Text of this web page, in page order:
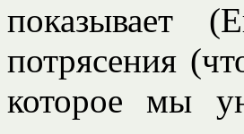
показывает
потрясения
которое мы